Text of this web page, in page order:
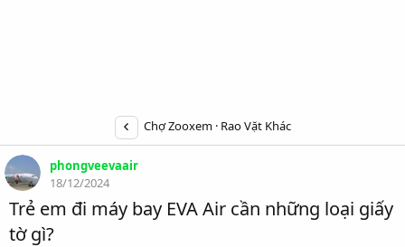
Chợ Zooxem Rao Vặt Khác
phongveevaair
18/12/2024
Trẻ em đi máy bay EVA Air cần những loại giấy
tờ gì?